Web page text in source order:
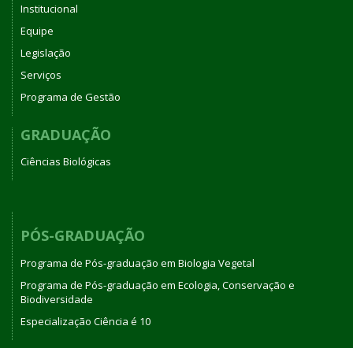
Institucional
Equipe
Legislação
Serviços
Programa de Gestão
GRADUAÇÃO
Ciências Biológicas
PÓS-GRADUAÇÃO
Programa de Pós-graduação em Biologia Vegetal
Programa de Pós-graduação em Ecologia, Conservação e
Biodiversidade
Especialização Ciência é 10